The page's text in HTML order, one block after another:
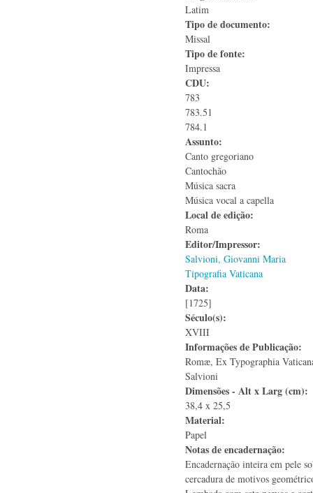
Latim
Tipo de documento:
Missal
Tipo de fonte:
Impressa
CDU:
783
783.51
784.1
Assunto:
Canto gregoriano
Cantochão
Música sacra
Música vocal a capella
Local de edição:
Roma
Editor/Impressor:
Salvioni, Giovanni Maria
Tipografia Vaticana
Data:
[1725]
Século(s):
XVIII
Informações de Publicação:
Romæ, Ex Typographia
Salvioni
Dimensões - Alt x Larg (cm):
38,4 x 25,5
Material:
Papel
Notas de encadernação:
Encadernação inteira em pele
cercadura de motivos